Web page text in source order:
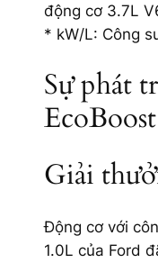
động cơ 3.7L
* kW/L: Công
Sự phát
EcoBoost
Giải
Động cơ với
1.0L của Ford